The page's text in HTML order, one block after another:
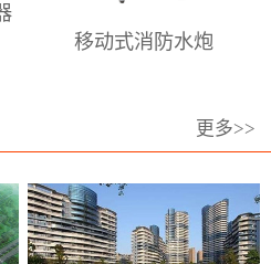
泡沫喷头，高、中、低倍
生器、高.中.低倍数消防泡沫
沫设计的高科技前沿阵地，
居民、企业、政府机关、
位的消防产品提供与服
司坚持信用第一 、高质量
移动式消防水炮
更多>>